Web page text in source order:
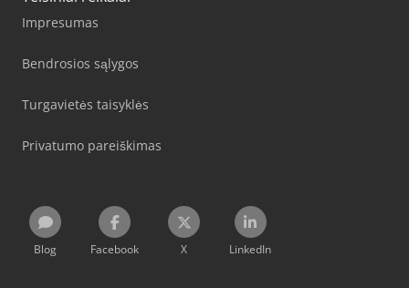
Impresumas
Bendrosios sąlygos
Turgavietės taisyklės
Privatumo pareiškimas
Blog Facebook X LinkedIn